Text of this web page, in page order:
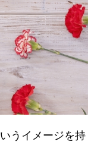
うイメージを持